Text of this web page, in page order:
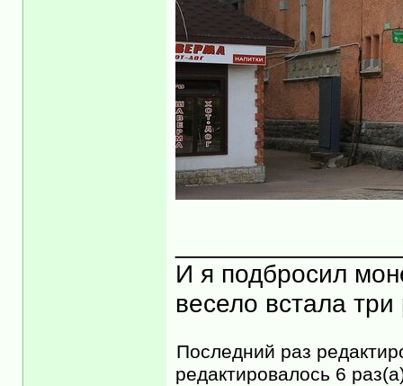
И я подбросил
весело встала
Последний раз
редактировалось 6